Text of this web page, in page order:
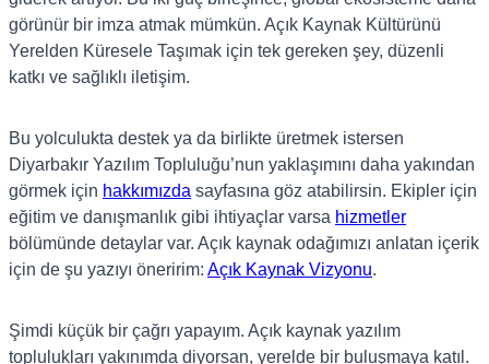
görünür bir imza atmak mümkün. Açık Kaynak Kültürünü
Yerelden Küresele Taşımak için tek gereken şey, düzenli
katkı ve sağlıklı iletişim.
Bu yolculukta destek ya da birlikte üretmek istersen
Diyarbakır Yazılım Topluluğu’nun yaklaşımını daha yakından
görmek için hakkımızda sayfasına göz atabilirsin. Ekipler için
eğitim ve danışmanlık gibi ihtiyaçlar varsa hizmetler
bölümünde detaylar var. Açık kaynak odağımızı anlatan içerik
için de şu yazıyı öneririm: Açık Kaynak Vizyonu.
Şimdi küçük bir çağrı yapayım. Açık kaynak yazılım
toplulukları yakınımda diyorsan, yerelde bir buluşmaya katıl.